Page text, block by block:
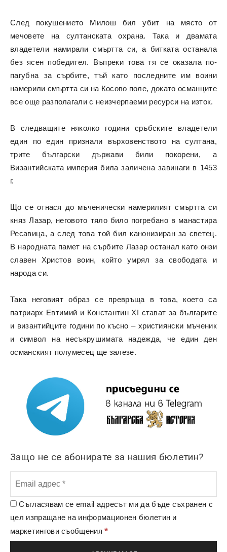
След покушението Милош бил убит на място от
мечовете на султанската охрана. Така и двамата
владетели намирали смъртта си, а битката останала
без ясен победител. Въпреки това тя се оказала по-
пагубна за сърбите, тъй като последните им воини
намерили смъртта си на Косово поле, докато османците
все още разполагали с неизчерпаеми ресурси на изток.
В следващите няколко години сръбските владетели
един по един признали върховенството на султана,
трите български държави били покорени, а
Византийската империя била заличена завинаги в 1453
г.
Що се отнася до мъченически намерилият смъртта си
княз Лазар, неговото тяло било погребано в манастира
Ресавица, а след това той бил канонизиран за светец.
В народната памет на сърбите Лазар останал като онзи
славен Христов воин, който умрял за свободата и
народа си.
Така неговият образ се превръща в това, което са
патриарх Евтимий и Константин XI стават за българите
и византийците години по късно – християнски мъченик
и символ на несъкрушимата надежда, че един ден
османският полумесец ще залезе.
Защо не се абонирате за нашия бюлетин?
Съгласявам се email адресът ми да бъде съхранен с
цел изпращане на информационен бюлетин и
маркетингови съобщения*